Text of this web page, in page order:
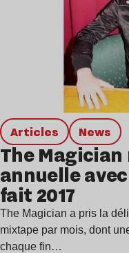
Articles news
The
annuelle
fait 2017
The Magician a pris la
mixtape par mois, dont
chaque fin…